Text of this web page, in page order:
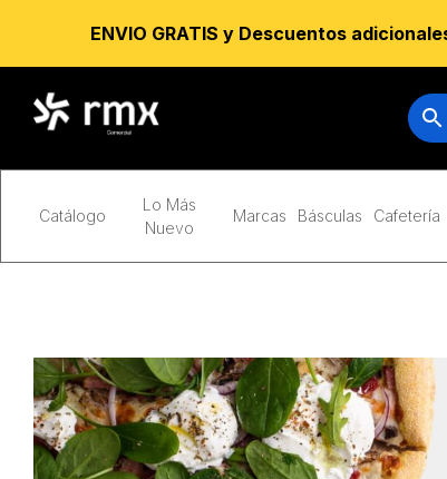
Catálogo
Lo Más
Nuevo
Marcas Básculas Cafetería
ENVIO GRATIS y Descuentos